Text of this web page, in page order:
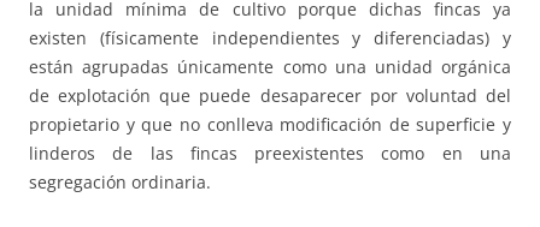
la unidad mínima de cultivo porque dichas fincas ya
existen (físicamente independientes y diferenciadas) y
están agrupadas únicamente como una unidad orgánica
de explotación que puede desaparecer por voluntad del
propietario y que no conlleva modificación de superficie y
linderos de las fincas preexistentes como en una
segregación ordinaria.